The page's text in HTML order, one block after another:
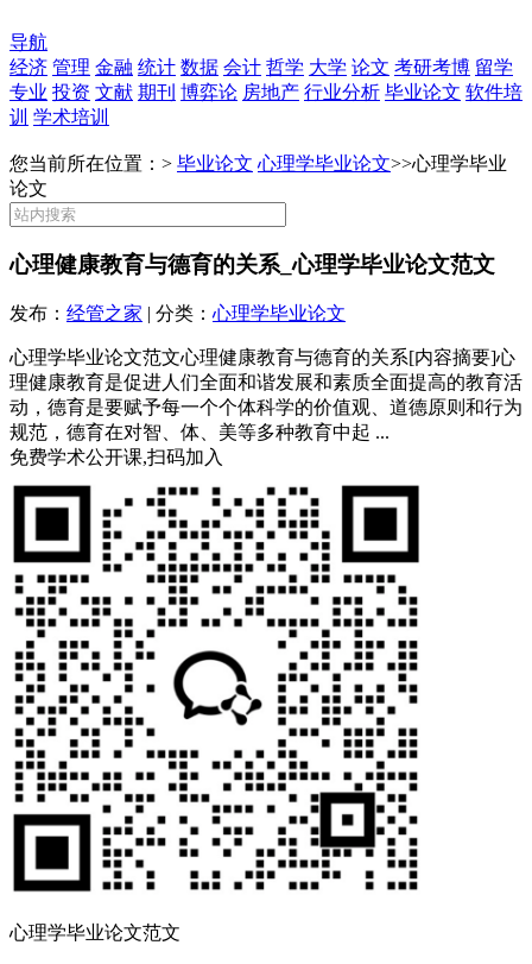
导航
经济 管理 金融 统计 数据 会计 哲学 大学 论文 考研考博 留学
专业 投资 文献 期刊 博弈论 房地产 行业分析 毕业论文 软件培
训 学术培训
您当前所在位置：> 毕业论文 心理学毕业论文>>心理学毕业
论文
心理健康教育与德育的关系_心理学毕业论文范文
发布： 经管之家 | 分类： 心理学毕业论文
心理学毕业论文范文心理健康教育与德育的关系[内容摘要]心
理健康教育是促进人们全面和谐发展和素质全面提高的教育活
动，德育是要赋予每一个个体科学的价值观、道德原则和行为
规范，德育在对智、体、美等多种教育中起 ...
免费学术公开课,扫码加入
心理学毕业论文范文